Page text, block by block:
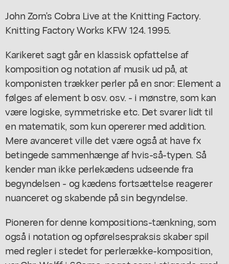
John Zorn's Cobra Live at the Knitting Factory.
Knitting Factory Works KFW 124. 1995.
Karikeret sagt går en klassisk opfattelse af
komposition og notation af musik ud på, at
komponisten trækker perler på en snor: Element a
følges af element b osv. osv. - i mønstre, som kan
være logiske, symmetriske etc. Det svarer lidt til
en matematik, som kun opererer med addition.
Mere avanceret ville det være også at have fx
betingede sammenhænge af hvis-så-typen. Så
kender man ikke perlekædens udseende fra
begyndelsen - og kædens fortsættelse reagerer
nuanceret og skabende på sin begyndelse.
Pioneren for denne kompositions-tænkning, som
også i notation og opførelsespraksis skaber spil
med regler i stedet for perlerække-komposition,